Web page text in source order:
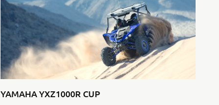
YAMAHA YXZ1000R CUP